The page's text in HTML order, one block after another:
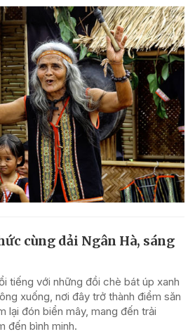
cùng dải Ngân Hà, sáng
tiếng với những đồi chè bát úp xanh
xuống, nơi đây trở thành điểm săn
lại đón biển mây, mang đến trải
đến bình minh.